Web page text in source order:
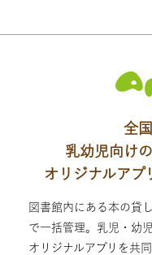
全
乳幼児向け
オリジナルアプ
図書館内にある本の貸
で一括管理。乳児・幼
オリジナルアプリを共